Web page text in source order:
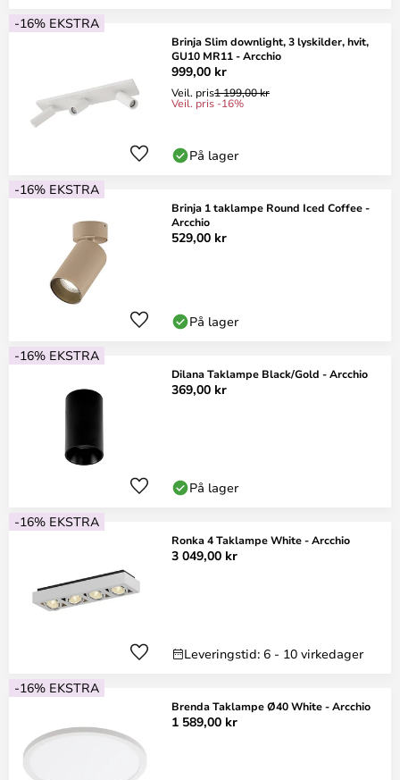
-16% EKSTRA
Brinja Slim downlight, 3 lyskilder, hvit,
GU10 MR11 - Arcchio
999,00 kr
Veil. pris1 199,00 kr
Veil. pris -16%
På lager
-16% EKSTRA
Brinja 1 taklampe Round Iced Coffee -
Arcchio
529,00 kr
På lager
-16% EKSTRA
Dilana Taklampe Black/Gold - Arcchio
369,00 kr
På lager
-16% EKSTRA
Ronka 4 Taklampe White - Arcchio
3 049,00 kr
Leveringstid: 6 - 10 virkedager
-16% EKSTRA
Brenda Taklampe Ø40 White - Arcchio
1 589,00 kr